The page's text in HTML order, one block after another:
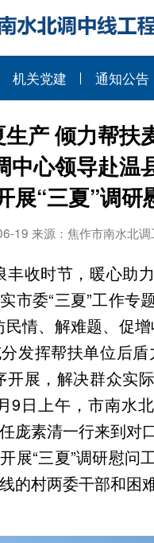
机关党建 通知公告
产 倾力帮扶
中心领导赴温
展“三夏”调研
19 来源：焦作市南水北
收时节，暖心助
市委“三夏”工作专
民情、解难题、促
发挥帮扶单位后盾
开展，解决群众实
9日上午，市南水
庞素清一行来到对
展“三夏”调研慰问
的村两委干部和困